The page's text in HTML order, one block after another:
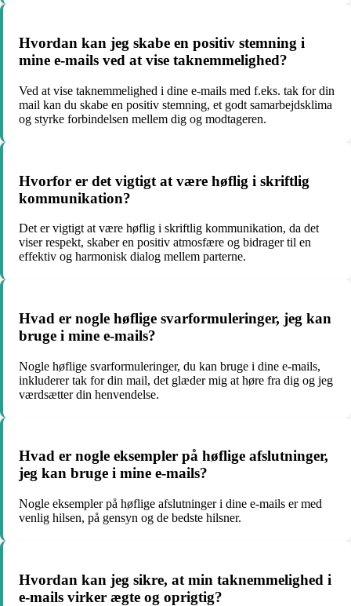
Hvordan kan jeg skabe en positiv stemning i
mine e-mails ved at vise taknemmelighed?
Ved at vise taknemmelighed i dine e-mails med f.eks. tak for din
mail kan du skabe en positiv stemning, et godt samarbejdsklima
og styrke forbindelsen mellem dig og modtageren.
Hvorfor er det vigtigt at være høflig i skriftlig
kommunikation?
Det er vigtigt at være høflig i skriftlig kommunikation, da det
viser respekt, skaber en positiv atmosfære og bidrager til en
effektiv og harmonisk dialog mellem parterne.
Hvad er nogle høflige svarformuleringer, jeg kan
bruge i mine e-mails?
Nogle høflige svarformuleringer, du kan bruge i dine e-mails,
inkluderer tak for din mail, det glæder mig at høre fra dig og jeg
værdsætter din henvendelse.
Hvad er nogle eksempler på høflige afslutninger,
jeg kan bruge i mine e-mails?
Nogle eksempler på høflige afslutninger i dine e-mails er med
venlig hilsen, på gensyn og de bedste hilsner.
Hvordan kan jeg sikre, at min taknemmelighed i
e-mails virker ægte og oprigtig?